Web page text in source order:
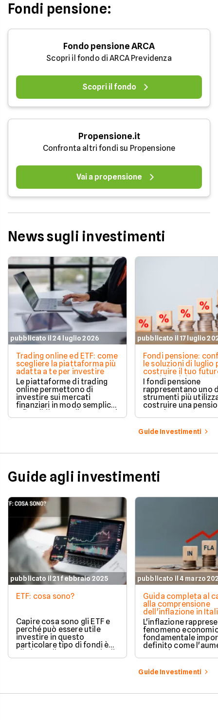
Fondi pensione:
Fondo pensione ARCA
Scopri il fondo di ARCA Previdenza
Scopri il fondo
Propensione.it
Confronta altri fondi su Propensione
Vai a propensione
News sugli investimenti
pubblicato il 24 luglio 2026
Trading online ed ETF: come
scegliere la piattaforma più
adatta a te per investire
Le piattaforme di trading
online permettono di
investire sui mercati
finanziari in modo semplice
più utilizzati dagli
il portafoglio con un unico
valutare nella scelta della
piattaforma e come iniziare
consapevolezza.
pubblicato il 17 luglio
Fondi pensione:
le soluzioni di luglio
costruire il tuo
previdenziale
I fondi pensione
rappresentano uno
strumenti più
costruire una
pianificare il
finanziario. Su
confrontare diverse
caratteristiche,
adatta ai tuoi
risparmio e
Guide Investimenti
Guide agli investimenti
pubblicato il 21 febbraio 2025
ETF: cosa sono?
Capire cosa sono gli ETF e
perché può essere utile
investire in questo
particolare tipo di fondi è
investimento profittevole.
pubblicato il 4 marzo
Guida completa al
alla comprensione
dell'inflazione in
L'inflazione
fenomeno
fondamentale
definito come
prezzi dei beni e dei
in un'economia.
Guide Investimenti